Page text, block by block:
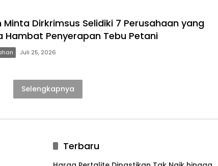
Minta Dirkrimsus Selidiki 7 Perusahaan yang
Hambat Penyerapan Tebu Petani
Juli 25, 2026
Selengkapnya
Terbaru